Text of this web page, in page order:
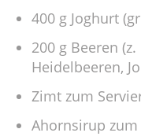
400 g Joghurt
200 g Beeren
Heidelbeeren,
Zimt zum
Ahornsirup zum